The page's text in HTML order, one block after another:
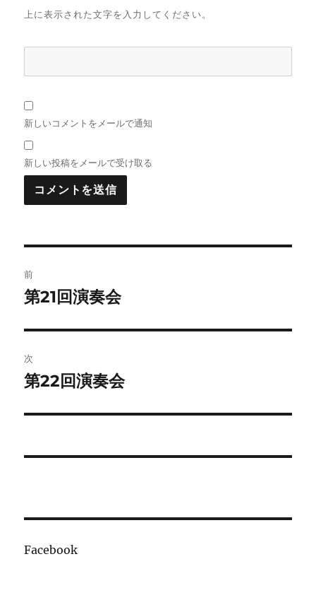
上に表示された文字を入力してください。
新しいコメントをメールで通知
新しい投稿をメールで受け取る
稿
ビ
ゲ
ー
前
前
投
稿:
第21回演奏会
次
次
投
第22回演奏会
Facebook